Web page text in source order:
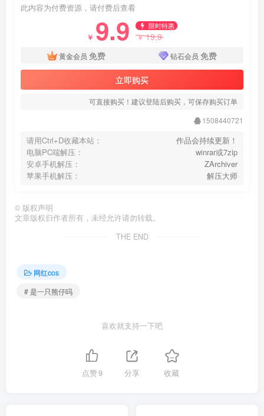
此内容为付费资源，请付费后查看
￥ 9.9 限时特惠
￥19.9
黄金会员 免费 钻石会员 免费
立即购买
可直接购买！建议登陆后购买，可保存购买订单
1508440721
请用Ctrl+D收藏本站：
作品会持续更新！
电脑PC端解压：
winrar或7zip
安卓手机解压：
ZArchiver
苹果手机解压：
解压大师
© 版权声明
文章版权归作者所有，未经允许请勿转载。
THE END
网红cos
# 是一只熊仔吗
喜欢就支持一下吧
点赞9 分享 收藏